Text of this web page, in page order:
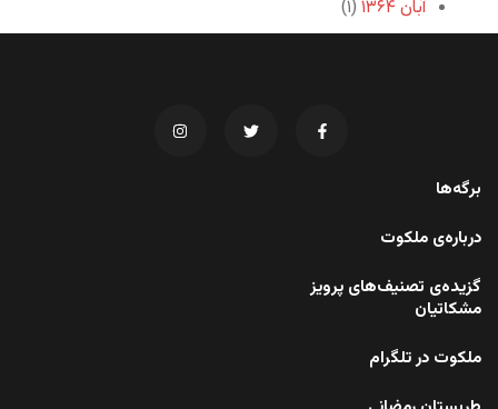
آبان ۱۳۶۴
(۱)
برگه‌ها
درباره‌ی ملکوت
گزیده‌ی تصنیف‌های پرویز
مشکاتیان
ملکوت در تلگرام